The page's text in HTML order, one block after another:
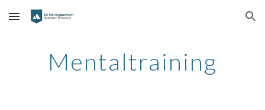
Skip to main content Skip to navigation
Mentaltraining